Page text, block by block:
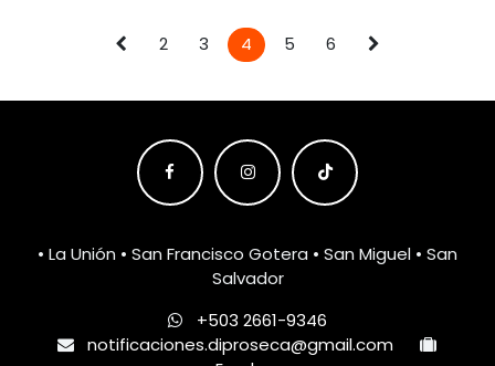
2 3 4 5 6
• La Unión • San Francisco Gotera • San Miguel • San
Salvador
+503 2661-9346
notificaciones.diproseca@gmail.com